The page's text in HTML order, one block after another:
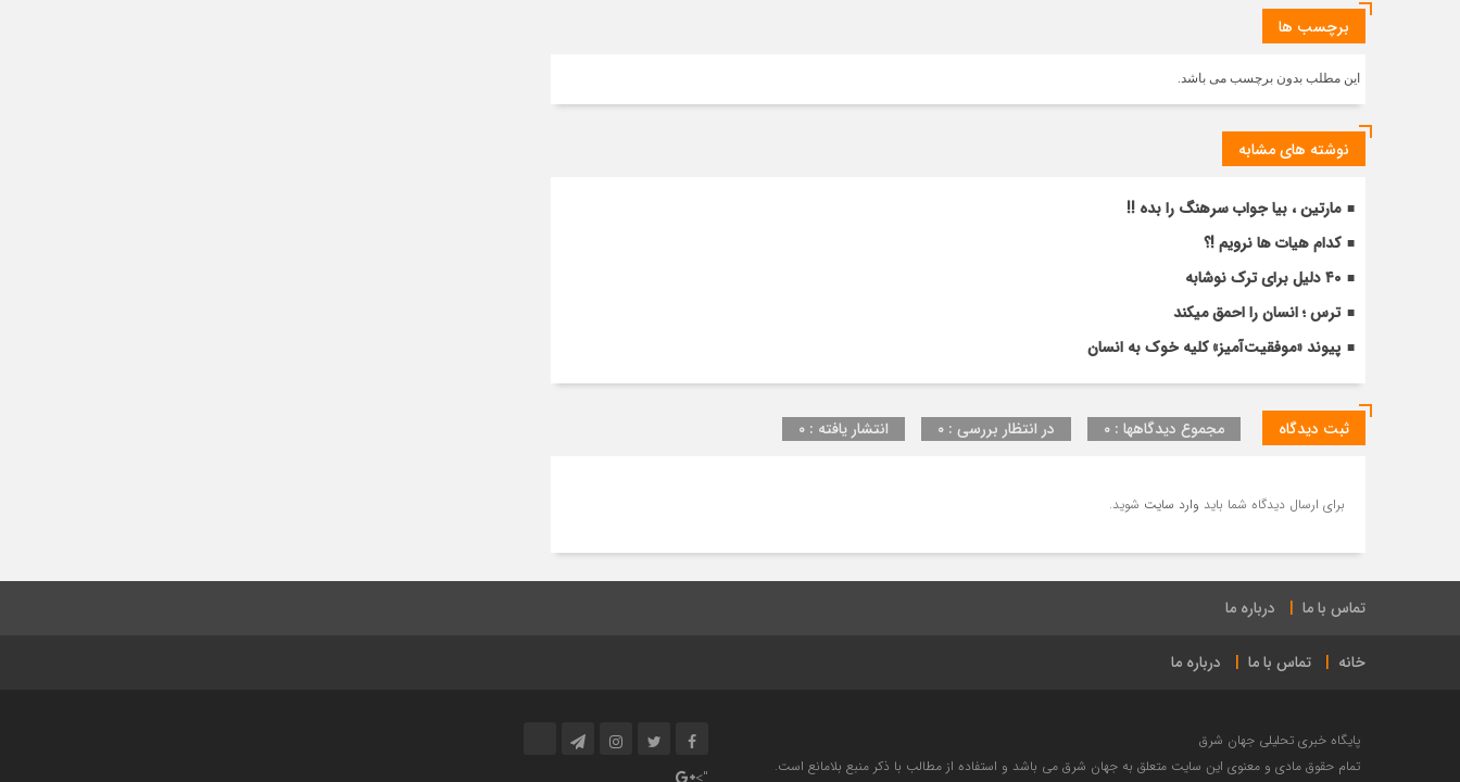
برچسب ها
این مطلب بدون برچسب می باشد.
نوشته های مشابه
مارتین ، بیا جواب سرهنگ را بده !!
کدام هیات ها نرویم !؟
۴۰ دلیل برای ترک نوشابه
ترس ؛ انسان را احمق میکند
پیوند «موفقیت‌آمیز» کلیه خوک به انسان
ثبت دیدگاه مجموع دیدگاهها : ۰ در انتظار بررسی : ۰ انتشار یافته : ۰
برای ارسال دیدگاه شما باید وارد سایت شوید.
تماس با ما درباره ما
خانه تماس با ما درباره ما
پایگاه خبری تحلیلی جهان شرق
تمام حقوق مادی و معنوی این سایت متعلق به جهان شرق می باشد و استفاده از مطالب با ذکر منبع بلامانع است.